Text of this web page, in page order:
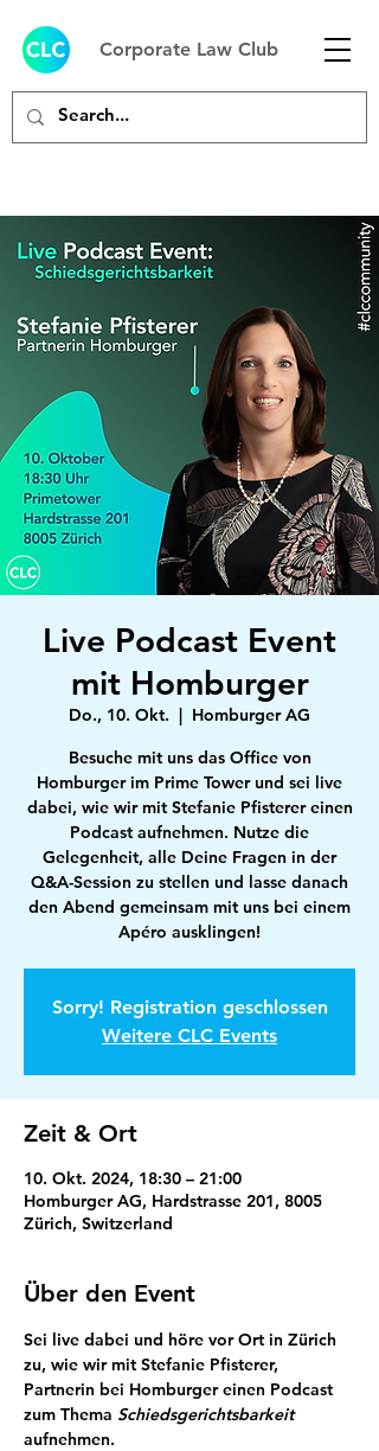
Corporate Law Club
Live Podcast Event
mit Homburger
Do., 10. Okt.
  |
Homburger AG
Besuche mit uns das Office von
Homburger im Prime Tower und sei live
dabei, wie wir mit Stefanie Pfisterer einen
Podcast aufnehmen. Nutze die
Gelegenheit, alle Deine Fragen in der
Q&A-Session zu stellen und lasse danach
den Abend gemeinsam mit uns bei einem
Apéro ausklingen!
Sorry! Registration geschlossen
Weitere CLC Events
Zeit & Ort
10. Okt. 2024, 18:30 – 21:00
Homburger AG, Hardstrasse 201, 8005
Zürich, Switzerland
Über den Event
Sei live dabei und höre vor Ort in Zürich
zu, wie wir mit Stefanie Pfisterer,
Partnerin bei Homburger einen Podcast
zum Thema Schiedsgerichtsbarkeit
aufnehmen.